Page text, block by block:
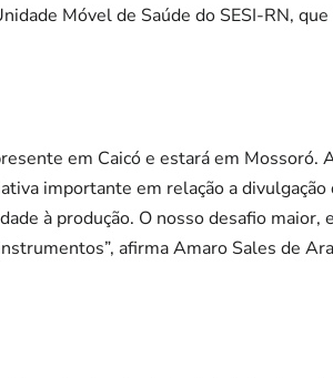
Móvel de Saúde do SESI-RN,
em Caicó e estará em Mossoró.
importante em relação a divulgação
à produção. O nosso desafio maior,
afirma Amaro Sales de